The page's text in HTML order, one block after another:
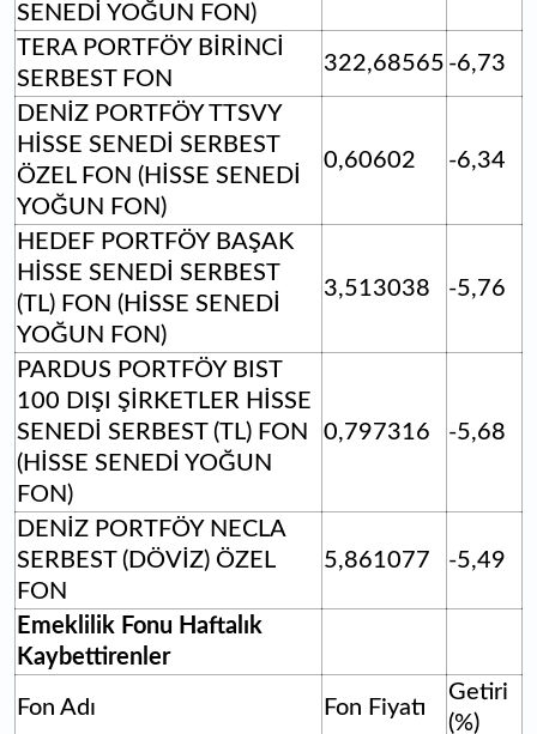
SENEDİ YOĞUN FON)
TERA PORTFÖY BİRİNCİ
SERBEST FON
322,68565 -6,73
DENİZ PORTFÖY TTSVY
HİSSE SENEDİ SERBEST
ÖZEL FON (HİSSE SENEDİ
YOĞUN FON)
0,60602 -6,34
HEDEF PORTFÖY BAŞAK
HİSSE SENEDİ SERBEST
(TL) FON (HİSSE SENEDİ
YOĞUN FON)
3,513038 -5,76
PARDUS PORTFÖY BIST
100 DIŞI ŞİRKETLER HİSSE
SENEDİ SERBEST (TL) FON
(HİSSE SENEDİ YOĞUN
FON)
0,797316 -5,68
DENİZ PORTFÖY NECLA
SERBEST (DÖVİZ) ÖZEL
FON
5,861077 -5,49
Emeklilik Fonu Haftalık
Kaybettirenler
Fon Adı Fon Fiyatı
Getiri
(%)